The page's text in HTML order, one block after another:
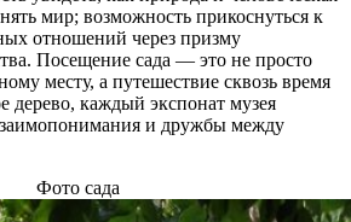
мир; возможность прикоснуться к
отношений через призму
Посещение сада — это не просто
месту, а путешествие сквозь время
дерево, каждый экспонат музея
и дружбы между
Фото сада